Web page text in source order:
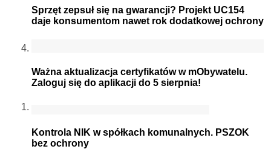
Sprzęt zepsuł się na gwarancji? Projekt UC154
daje konsumentom nawet rok dodatkowej ochrony
Ważna aktualizacja certyfikatów w mObywatelu.
Zaloguj się do aplikacji do 5 sierpnia!
Kontrola NIK w spółkach komunalnych. PSZOK
bez ochrony